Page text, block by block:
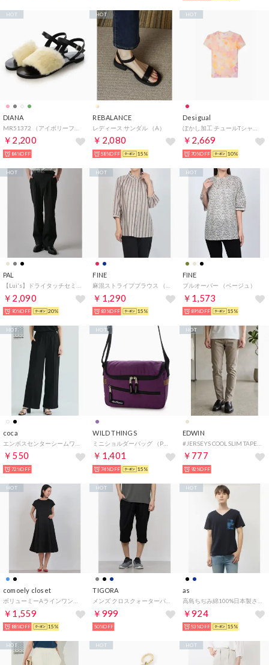
DIANA
￥2,200
HOT
84%OFF
REBALANCE
レディース サンダル （A）
￥2,080
HOT
58%OFF 15%
Desigual
￥2,669
HOT
70%OFF 10%
PAL
【Lui's】ドライタッチセミフレアパンツ （black）
￥2,090
HOT
90%OFF 20%
FINE
麻混ストライプブラウス （エンジ×生成）
￥1,290
HOT
83%OFF 15%
FINE
プルオーバー （ベージュ）
￥1,573
HOT
89%OFF 15%
coca
￥550
HOT
72%OFF
WILD THINGS
￥1,401
HOT
74%OFF 15%
EDWIN
#JERSEYS COOL SLIM TAPERED 14 （ベージュ）
￥777
HOT
92%OFF
comoely closet
ボリューミーAラインワンピース （ブラック）
￥1,559
HOT
88%OFF 15%
TIGORA
メンズ クロスクォーターパンツ iCOOL 遮熱UV カプリパンツ TR-9A1035QP （ブラック）
￥999
HOT
50%OFF
as
高島ちぢみ綿100%日本製さらっと半袖Tシャツ （ネイビー）
￥924
HOT
53%OFF 15%
HOT HOT HOT